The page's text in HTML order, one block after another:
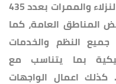
شملت أعمال التطوير جميع غرف النزلاء والممرات بعدد 435
المناطق العامة، كما
جميع النظم والخدمات
بما يتناسب مع
اعمال الواجهات